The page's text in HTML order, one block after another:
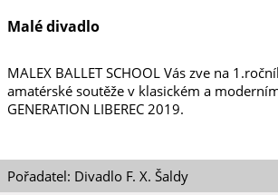
Malé divadlo
MALEX BALLET SCHOOL Vás zve na
amatérské soutěže v klasickém a
GENERATION LIBEREC 2019.
Pořadatel: Divadlo F. X. Šaldy